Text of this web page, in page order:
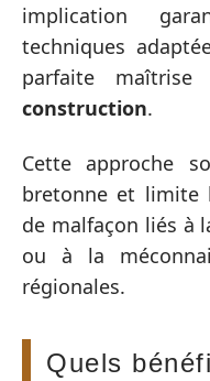
implication
techniques
parfaite
construction.
Cette approche
bretonne et limite
de malfaçon liés à
ou à la
régionales.
Quels